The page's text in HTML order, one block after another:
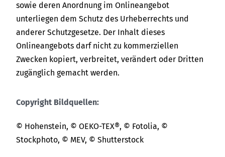
sowie deren Anordnung im Onlineangebot
unterliegen dem Schutz des Urheberrechts und
anderer Schutzgesetze. Der Inhalt dieses
Onlineangebots darf nicht zu kommerziellen
Zwecken kopiert, verbreitet, verändert oder Dritten
zugänglich gemacht werden.
Copyright Bildquellen:
© Hohenstein, © OEKO-TEX®, © Fotolia, ©
Stockphoto, © MEV, © Shutterstock